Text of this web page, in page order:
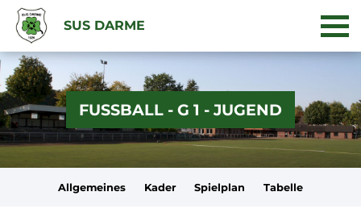
SUS DARME
FUSSBALL - G 1 - JUGEND
Allgemeines Kader Spielplan Tabelle